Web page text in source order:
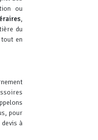
ou
,
du
en
pour
devis à